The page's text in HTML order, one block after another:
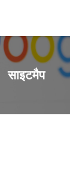
साइटमैप